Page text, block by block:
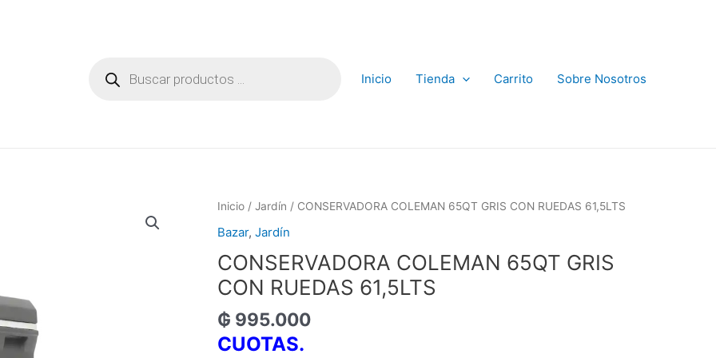
productos Inicio Tienda Carrito Sobre Nosotros
Inicio / Jardín / CONSERVADORA COLEMAN 65QT GRIS CON RUEDAS 61,5LTS
Bazar, Jardín
CONSERVADORA COLEMAN 65QT GRIS
CON RUEDAS 61,5LTS
₲ 995.000
CUOTAS.